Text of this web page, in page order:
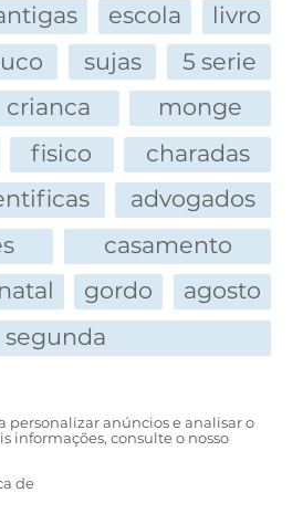
escola
livro
sujas
5 serie
crianca
monge
fisico
charadas
advogados
casamento
natal gordo
agosto
segunda
personalizar anúncios e analisar o
informações, consulte o nosso
de